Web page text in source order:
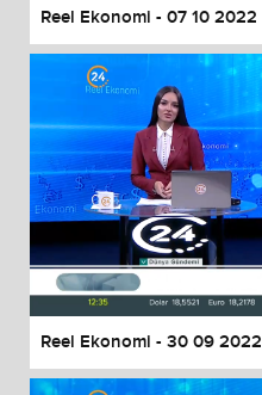
Reel Ekonomi - 07 10 2022
Reel Ekonomi - 30 09 2022